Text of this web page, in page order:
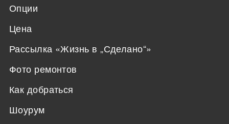
Опции
Цена
Рассылка «Жизнь в „Сделано“»
Фото ремонтов
Как добраться
Шоурум